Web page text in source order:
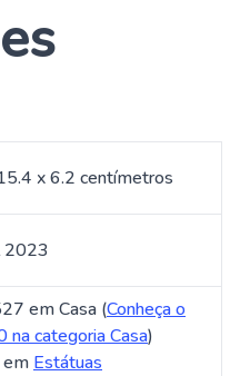
x 6.2 centímetros
2023
em Casa (Conheça o
na categoria Casa)
Estátuas